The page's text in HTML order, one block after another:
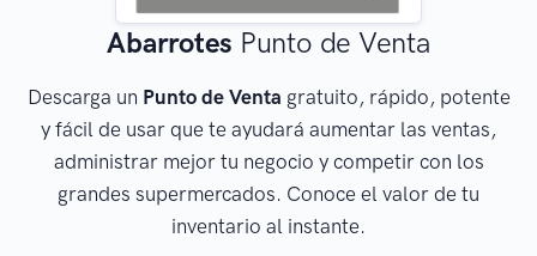
Abarrotes Punto de Venta
Descarga un Punto de Venta gratuito, rápido, potente
y fácil de usar que te ayudará aumentar las ventas,
administrar mejor tu negocio y competir con los
grandes supermercados. Conoce el valor de tu
inventario al instante.